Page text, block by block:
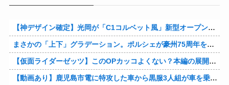
【神デザイン確定】光岡が「C1コルベット風」新型オープンカーの最新ティーザー画像を公開、マツダ・ロードスターの信頼性にレトロな外観がドッキング
まさかの「上下」グラデーション。ポルシェが豪州75周年を祝う特別モデル「911 Turbo S Land Down Under」を発表、1951年の「見果てぬ夢」が内外装に再現
【仮面ライダーゼッツ】このOPカッコよくない？本編の展開ちゃんと反映してて完成度高いし
【動画あり】鹿児島市電に特攻した車から黒服3人組が車を乗り捨てて逃走